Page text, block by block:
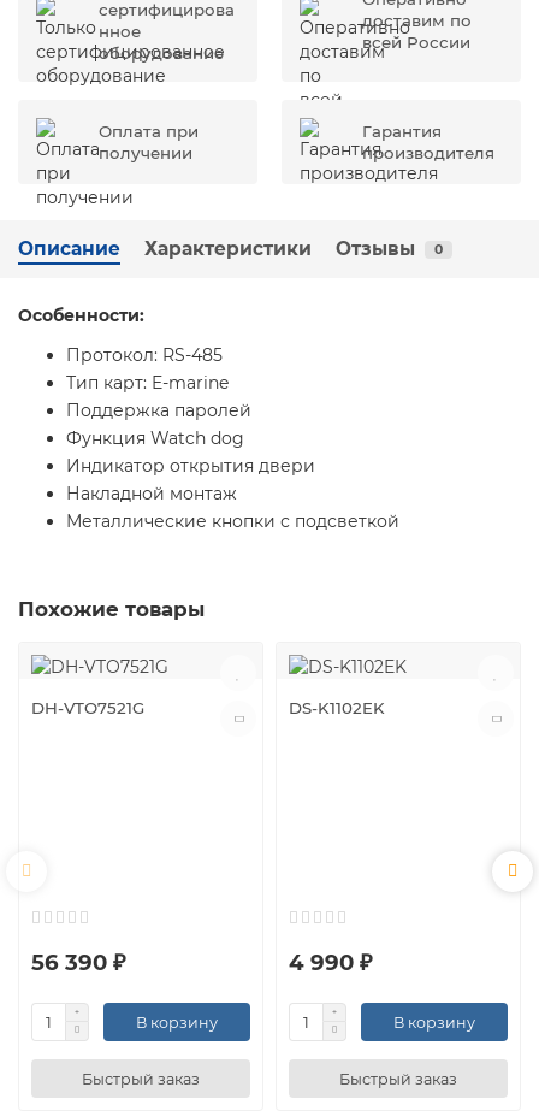
сертифицирова
нное
оборудование
доставим по
всей России
Оплата при
получении
Гарантия
производителя
Описание Характеристики Отзывы 0
Особенности:
Протокол: RS-485
Тип карт: E-marine
Поддержка паролей
Функция Watch dog
Индикатор открытия двери
Накладной монтаж
Металлические кнопки с подсветкой
Похожие товары
DH-VTO7521G
56 390 ₽
В корзину
Быстрый заказ
DS-K1102EK
4 990 ₽
В корзину
Быстрый заказ